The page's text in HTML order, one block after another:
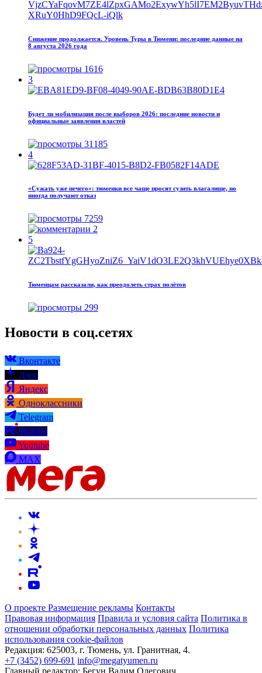
Снижение продолжается. Уровень Туры в Тюмени: последние данные на
8 августа 2026 года
1616
3
Будет ли мобилизация после выборов 2026: последние новости и
официальные заявления властей
31185
4
«Сужать уже нечего»: тюменки все чаще просят сузить влагалище, но
иногда получают отказ
7259
2
5
Тюменцам рассказали, как преодолеть страх полётов
299
Новости в соц.сетях
Вконтакте
Дзен
Яндекс
Одноклассники
Telegram
Rutube
Youtube
MAX
О проекте Размещение рекламы Контакты
Правовая информация Правила и условия сайта Политика в
отношении обработки персональных данных Политика
использования cookie-файлов
Редакция: 625003, г. Тюмень, ул. Гранитная, 4.
+7 (3452) 699-691 info@megatyumen.ru